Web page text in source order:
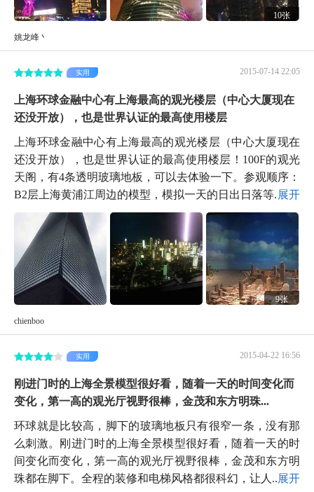
10张
姚龙峰丶
2015-07-14 22:05
实用
上海环球金融中心有上海最高的观光楼层（中心大厦现在
还没开放），也是世界认证的最高使用楼层
上海环球金融中心有上海最高的观光楼层（中心大厦现在
还没开放），也是世界认证的最高使用楼层！100F的观光
天阁，有4条透明玻璃地板，可以去体验一下。参观顺序：
B2层上海黄浦江周边的模型，模拟一天的日出日落等...展开
9张
chienboo
2015-04-22 16:56
实用
刚进门时的上海全景模型很好看，随着一天的时间变化而
变化，第一高的观光厅视野很棒，金茂和东方明珠...
环球就是比较高，脚下的玻璃地板只有很窄一条，没有那
么刺激。刚进门时的上海全景模型很好看，随着一天的时
间变化而变化，第一高的观光厅视野很棒，金茂和东方明
珠都在脚下。全程的装修和电梯风格都很科幻，让人...展开